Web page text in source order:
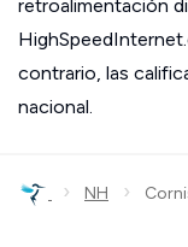
retroalimentación
contrario, las
nacional.
› NH ›